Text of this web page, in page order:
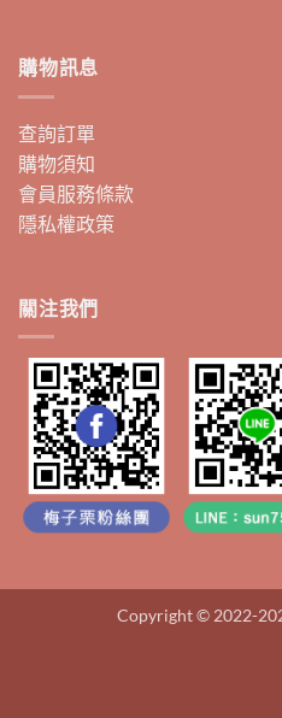
購物訊息
查詢訂單
購物須知
會員服務條款
隱私權政策
關注我們
Copyright © 2022-